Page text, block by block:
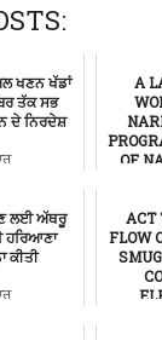
ਖਣਨ ਖੱਡਾਂ
ਤੱਕ ਸਭ
ਦੇ ਨਿਰਦੇਸ਼
A
OF
ਲਈ ਅੱਥਰੂ
ਕੀਤੀ
ACT
FLOW